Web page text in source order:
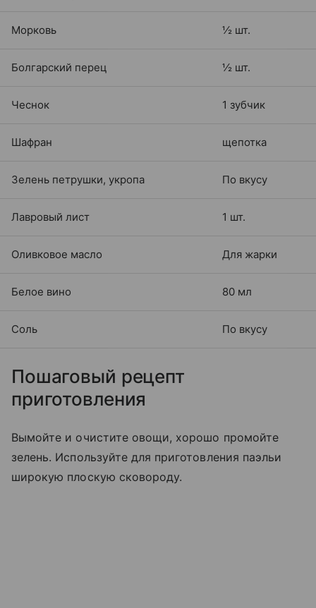
Морковь ½ шт.
Болгарский перец ½ шт.
Чеснок 1 зубчик
Шафран щепотка
Зелень петрушки, укропа По вкусу
Лавровый лист 1 шт.
Оливковое масло Для жарки
Белое вино 80 мл
Соль По вкусу
Пошаговый рецепт
приготовления
Вымойте и очистите овощи, хорошо промойте
зелень. Используйте для приготовления паэльи
широкую плоскую сковороду.